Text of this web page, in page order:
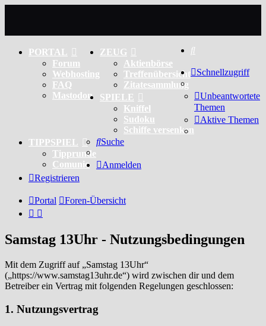
PORTAL
Forum
Webhosting
FAQ
Mastodon
ZEUG
Aktienbörse
Treffenübersicht
Zitatesammlung
SPIELE
Kniffel
Sudoku
Schiffe versenken
TIPPSPIEL
Tipprunde
Comunio
Schnellzugriff
Unbeantwortete
Themen
Aktive Themen
Suche
Anmelden
Registrieren
Portal Foren-Übersicht
Samstag 13Uhr - Nutzungsbedingungen
Mit dem Zugriff auf „Samstag 13Uhr“
(„https://www.samstag13uhr.de“) wird zwischen dir und dem
Betreiber ein Vertrag mit folgenden Regelungen geschlossen:
1. Nutzungsvertrag